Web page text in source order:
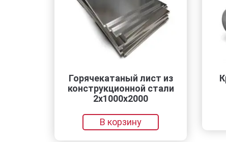
Горячекатаный лист из
конструкционной стали
2х1000х2000
В корзину